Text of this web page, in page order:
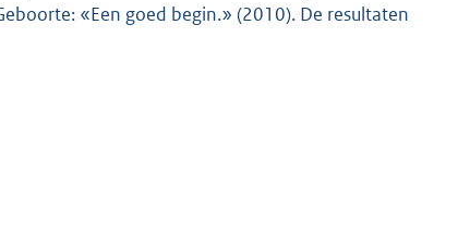
«Een goed begin.» (2010). De resultaten